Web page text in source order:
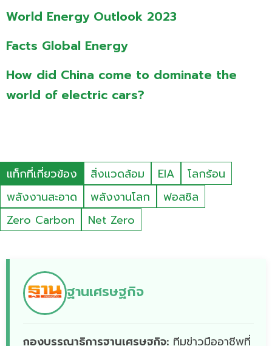
World Energy Outlook 2023
Facts Global Energy
How did China come to dominate the
world of electric cars?
แท็กที่เกี่ยวข้อง สิ่งแวดล้อม EIA
โลกร้อน
พลังงานสะอาด
พลังงานโลก
ฟอสซิล
Zero Carbon
Net Zero
ฐานเศรษฐกิจ
กองบรรณาธิการฐานเศรษฐกิจ: ทีมข่าวมืออาชีพที่